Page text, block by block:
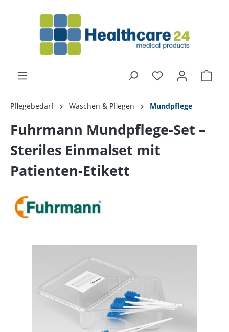
Pflegebedarf Waschen & Pflegen Mundpflege
Fuhrmann Mundpflege-Set –
Steriles Einmalset mit
Patienten-Etikett